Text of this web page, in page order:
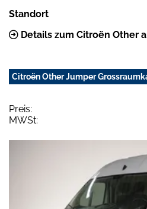
Standort
Details zum Citroën Other
Citroën Other Jumper
Preis:
MWSt: